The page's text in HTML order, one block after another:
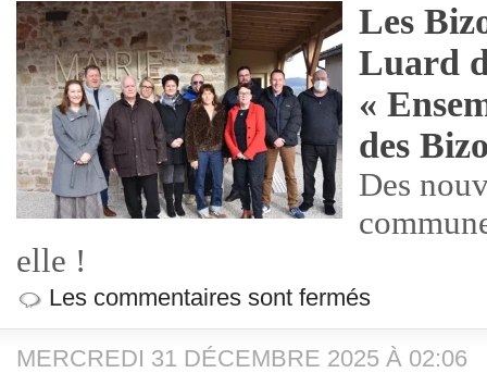
Les
Luard
«
des
Des
elle !
Les commentaires sont fermés
MERCREDI 31 DÉCEMBRE 2025 À 02:06